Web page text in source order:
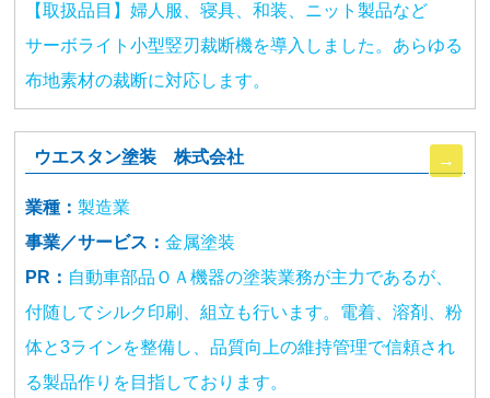
【取扱品目】婦人服、寝具、和装、ニット製品など
サーボライト小型竪刃裁断機を導入しました。あらゆる
布地素材の裁断に対応します。
ウエスタン塗装 株式会社
業種： 製造業
事業／サービス： 金属塗装
PR： 自動車部品ＯＡ機器の塗装業務が主力であるが、
付随してシルク印刷、組立も行います。電着、溶剤、粉
体と3ラインを整備し、品質向上の維持管理で信頼され
る製品作りを目指しております。